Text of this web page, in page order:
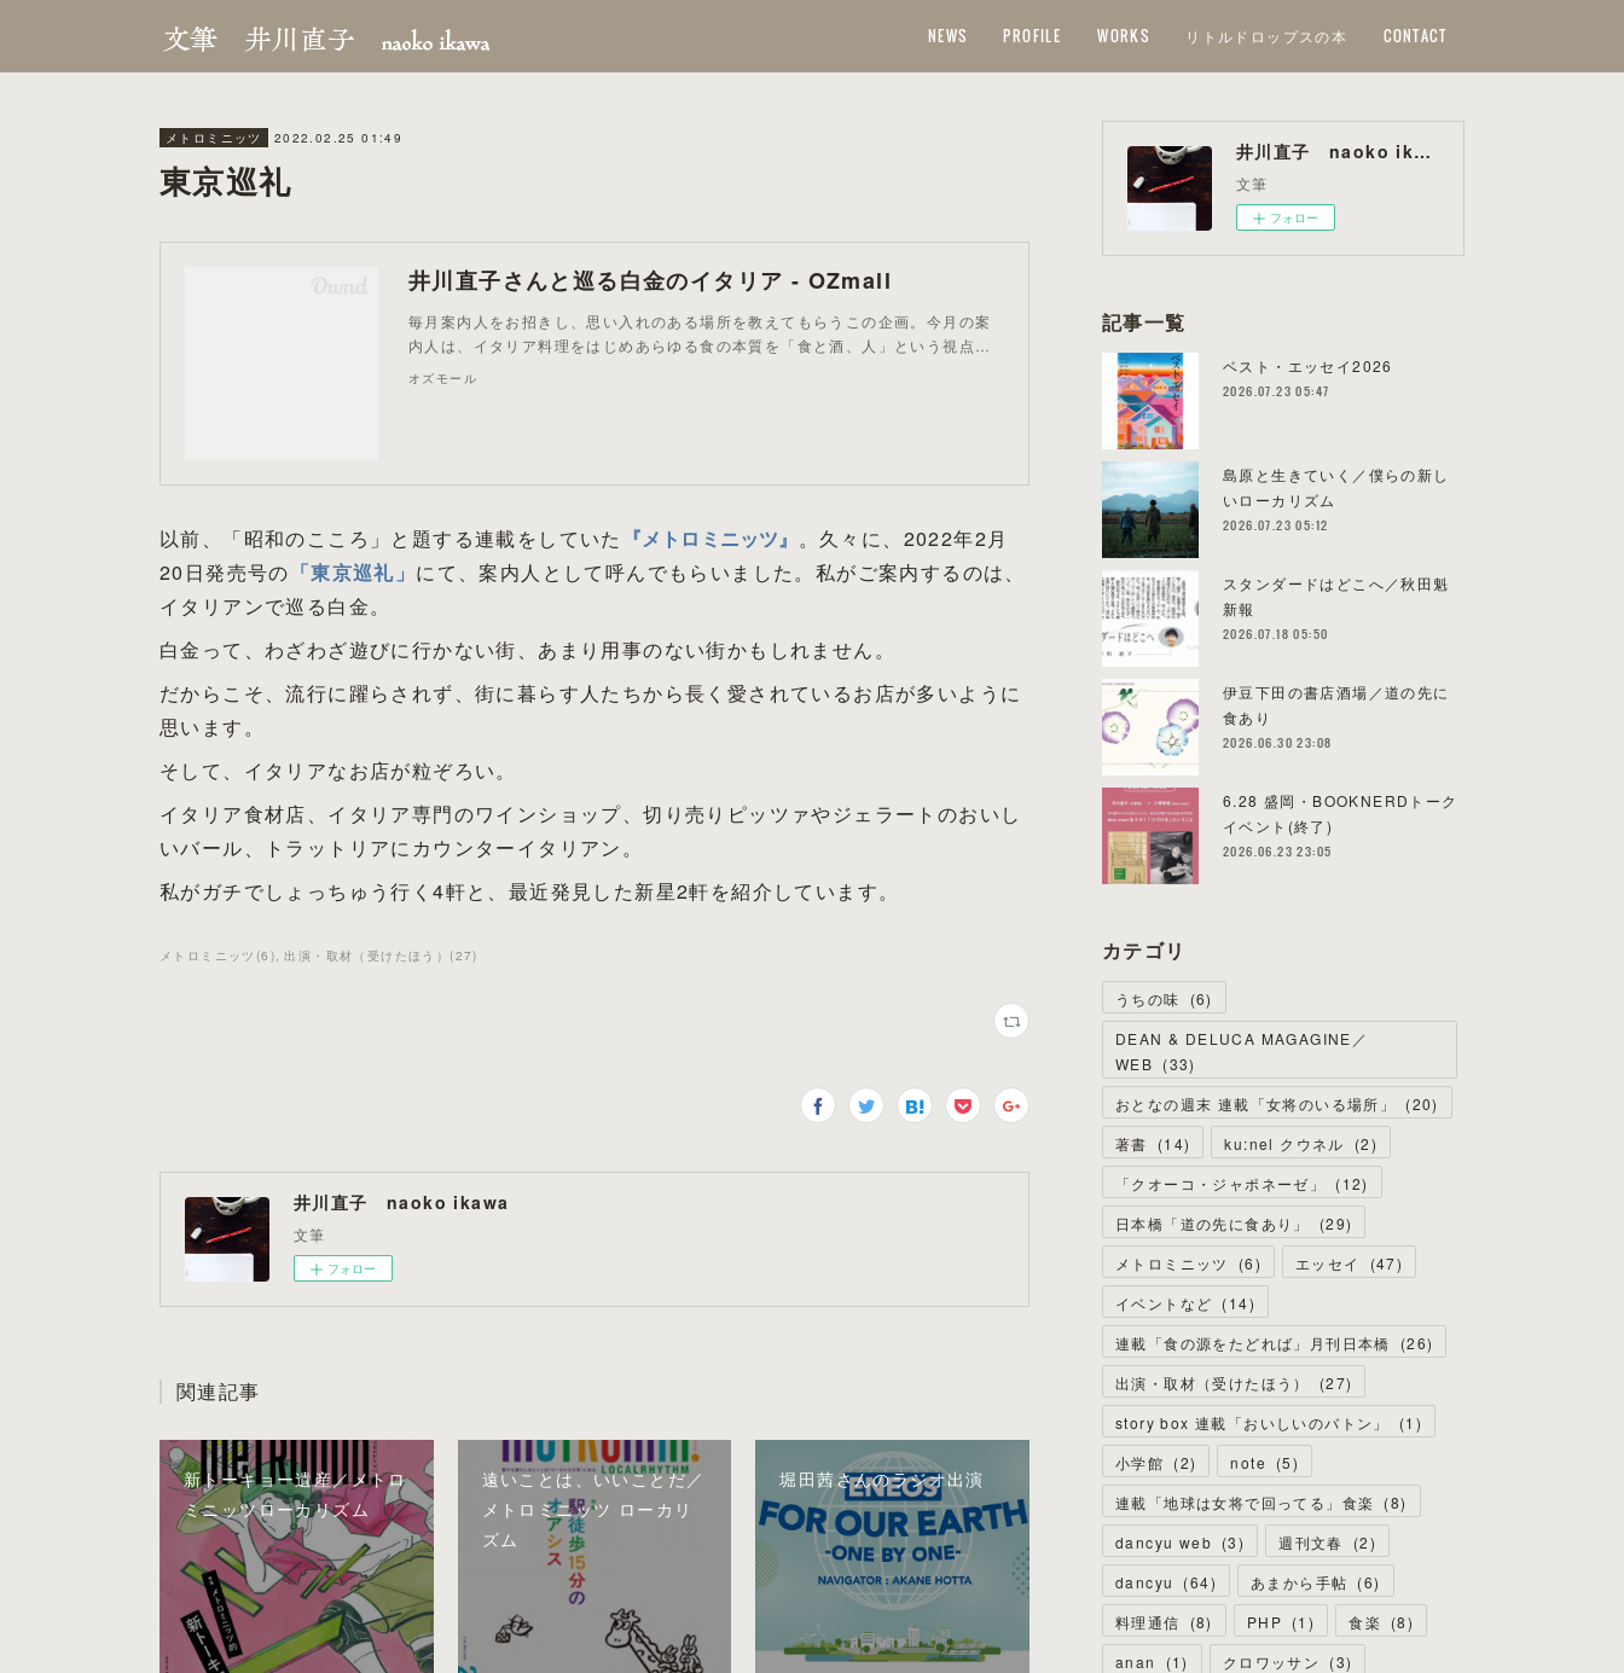
NEWS PROFILE WORKS リトルドロップスの本 CONTACT
メトロミニッツ 2022.02.25 01:49
東京巡礼
井川直子さんと巡る白金のイタリア - OZmall
毎月案内人をお招きし、思い入れのある場所を教えてもらうこの企画。今月の案
内人は、イタリア料理をはじめあらゆる食の本質を「食と酒、人」という視点…
オズモール
以前、「昭和のこころ」と題する連載をしていた 『メトロミニッツ』 。久々に、2022年2月
20日発売号の 「東京巡礼」 にて、案内人として呼んでもらいました。私がご案内するのは、
イタリアンで巡る白金。
白金って、わざわざ遊びに行かない街、あまり用事のない街かもしれません。
だからこそ、流行に躍らされず、街に暮らす人たちから長く愛されているお店が多いように
思います。
そして、イタリアなお店が粒ぞろい。
イタリア食材店、イタリア専門のワインショップ、切り売りピッツァやジェラートのおいし
いバール、トラットリアにカウンターイタリアン。
私がガチでしょっちゅう行く4軒と、最近発見した新星2軒を紹介しています。
メトロミニッツ (6 ) 出演・取材（受けたほう） (27)
井川直子 naoko ikawa
文筆
フォロー
関連記事
新トーキョー遺産／メトロ
ミニッツローカリズム
遠いことは、いいことだ／
メトロミニッツ ローカリ
ズム
堀田茜さんのラジオ出演
井川直子 naoko ikawa
文筆
フォロー
記事一覧
ベスト・エッセイ2026
2026.07.23 05:47
島原と生きていく／僕らの新し
いローカリズム
2026.07.23 05:12
スタンダードはどこへ／秋田魁
新報
2026.07.18 05:50
伊豆下田の書店酒場／道の先に
食あり
2026.06.30 23:08
6.28 盛岡・BOOKNERDトーク
イベント(終了)
2026.06.23 23:05
カテゴリ
うちの味 (6)
DEAN & DELUCA MAGAGINE／
WEB (33)
おとなの週末 連載「女将のいる場所」
(20)
著書
(14) ku:nel クウネル (2)
「クオーコ・ジャポネーゼ」
(12)
日本橋「道の先に食あり」
(29)
メトロミニッツ
(6) エッセイ (47)
イベントなど (14)
連載「食の源をたどれば」月刊日本橋
(26)
出演・取材（受けたほう）
(27)
story box 連載「おいしいのバトン」
(1 )
小学館 (2) note (5)
連載「地球は女将で回ってる」食楽
(8)
dancyu web (3) 週刊文春 (2)
dancyu
(64) あまから手帖 (6)
料理通信
(8) PHP (1 ) 食楽 (8)
anan
(1) クロワッサン (3)